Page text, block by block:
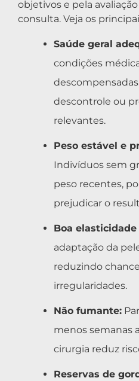
objetivos e pela
consulta. Veja os
Saúde geral
condições
descontrole ou
relevantes.
Peso estável e
Indivíduos sem
peso recentes,
prejudicar o
Boa
adaptação da
reduzindo
irregularidades.
Não fumante:
menos semanas
cirurgia reduz
Reservas de